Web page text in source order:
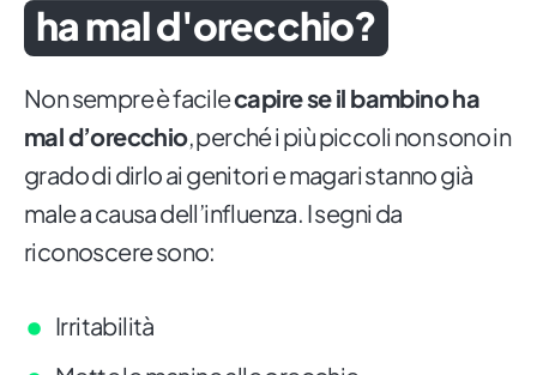
ha mal d'orecchio?
Non sempre è facilecapire se il bambino ha
mal d’orecchio, perché i più piccoli non sono in
grado di dirlo ai genitori e magari stanno già
male a causa dell’influenza. I segni da
riconoscere sono:
Irritabilità